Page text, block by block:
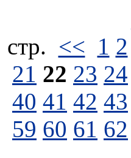
стp. << 1 2
21 22 23 24
40 41 42 43
59 60 61 62